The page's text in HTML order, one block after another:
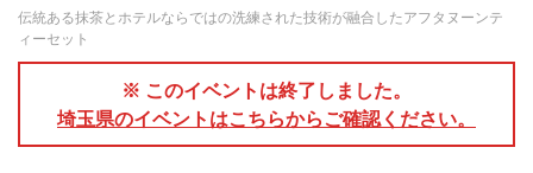
伝統ある抹茶とホテルならではの洗練された技術が融合したアフタヌーンテ
ィーセット
※ このイベントは終了しました。
埼玉県のイベントはこちらからご確認ください。